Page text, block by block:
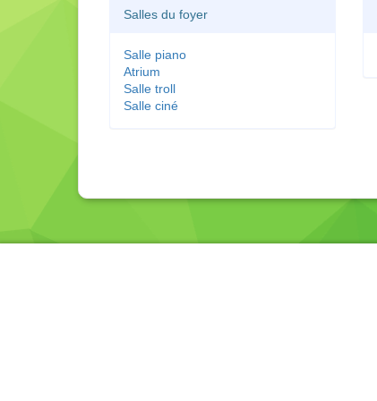
Salles du foyer
Salle piano
Atrium
Salle troll
Salle ciné